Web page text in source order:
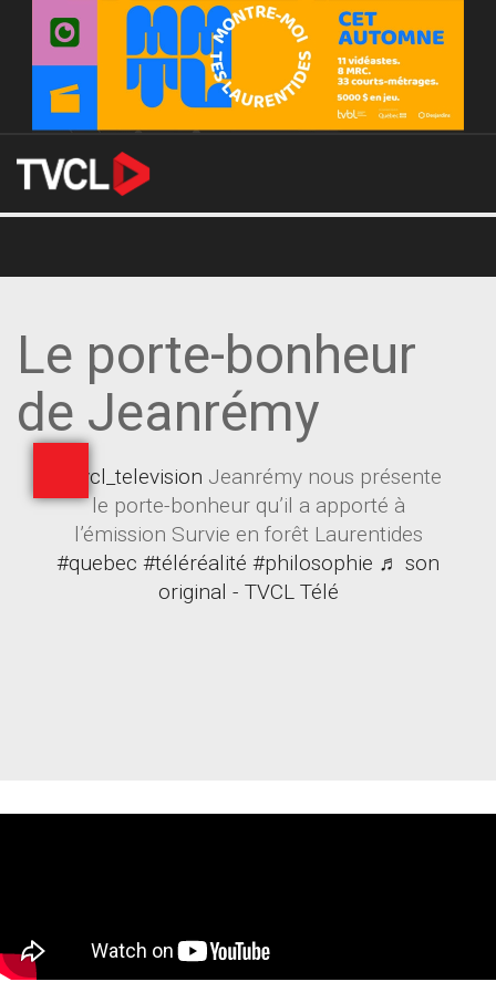
Le porte-bonheur
de Jeanrémy
@tvcl_television Jeanrémy nous présente
le porte-bonheur qu’il a apporté à
l’émission Survie en forêt Laurentides
#quebec #téléréalité #philosophie ♬ son
original - TVCL Télé